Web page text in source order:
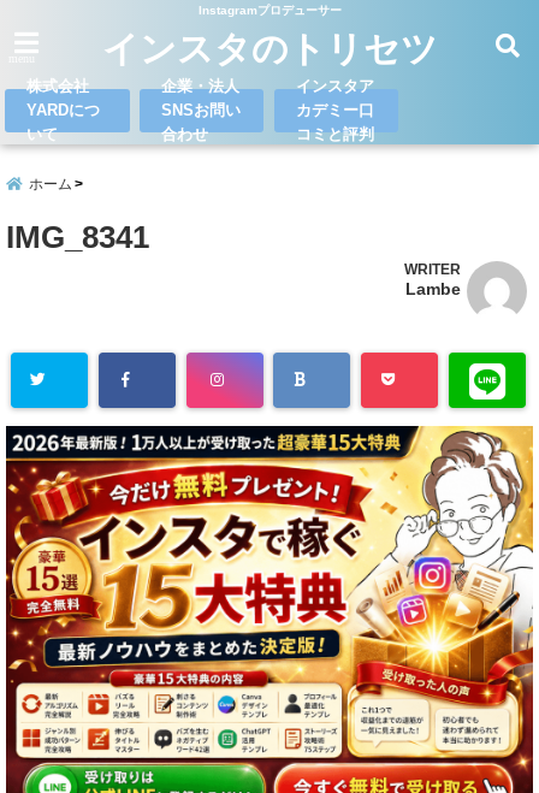
Instagramプロデューサー
インスタのトリセツ
株式会社
YARDにつ
いて
企業・法人
SNSお問い
合わせ
インスタア
カデミー口
コミと評判
ホーム
IMG_8341
WRITER
Lambe